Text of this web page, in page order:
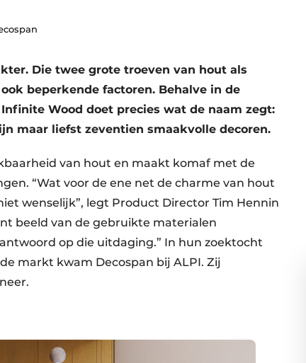
Die twee grote troeven van hout als
beperkende factoren. Behalve in de
Wood doet precies wat de naam zegt:
maar liefst zeventien smaakvolle decoren.
van hout en maakt komaf met de
“Wat voor de ene net de charme van hout
wenselijk”, legt Product Director Tim Hennin
beeld van de gebruikte materialen
op die uitdaging.” In hun zoektocht
markt kwam Decospan bij ALPI. Zij